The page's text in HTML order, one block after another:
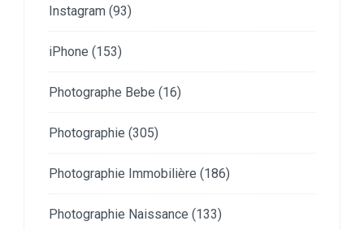
Instagram (93)
iPhone (153)
Photographe Bebe (16)
Photographie (305)
Photographie Immobilière (186)
Photographie Naissance (133)